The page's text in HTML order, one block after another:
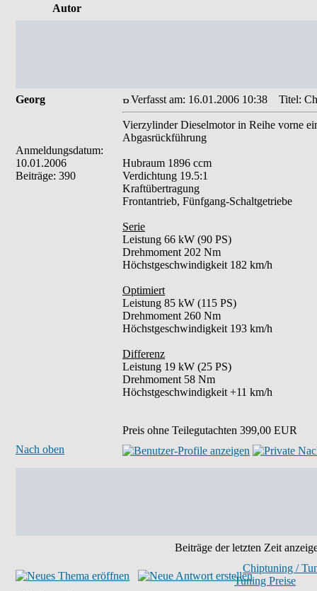
Autor
Georg
Anmeldungsdatum:
10.01.2006
Beiträge: 390
Verfasst am: 16.01.2006 10:38 Titel:
Vierzylinder Dieselmotor in Reihe vorne
Abgasrückführung
Hubraum 1896 ccm
Verdichtung 19.5:1
Kraftübertragung
Frontantrieb, Fünfgang-Schaltgetriebe
Serie
Leistung 66 kW (90 PS)
Drehmoment 202 Nm
Höchstgeschwindigkeit 182 km/h
Optimiert
Leistung 85 kW (115 PS)
Drehmoment 260 Nm
Höchstgeschwindigkeit 193 km/h
Differenz
Leistung 19 kW (25 PS)
Drehmoment 58 Nm
Höchstgeschwindigkeit +11 km/h
Preis ohne Teilegutachten 399,00 EUR
Nach oben
Beiträge der letzten Zeit
Chiptuning /
Tuning Preise